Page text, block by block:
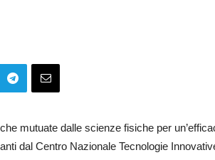
mutuate dalle scienze fisiche per
dal Centro Nazionale Tecnologie